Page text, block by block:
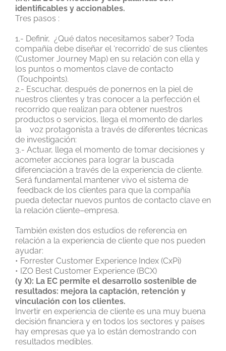
identificables y accionables.
Tres pasos :
1.- Definir, ¿Qué datos necesitamos saber? Toda
compañía debe diseñar el ‘recorrido’ de sus clientes
(Customer Journey Map) en su relación con ella y
los puntos o momentos clave de contacto
(Touchpoints).
2.- Escuchar, después de ponernos en la piel de
nuestros clientes y tras conocer a la perfección el
recorrido que realizan para obtener nuestros
productos o servicios, llega el momento de darles
la voz protagonista a través de diferentes técnicas
de investigación:
3.- Actuar, llega el momento de tomar decisiones y
acometer acciones para lograr la buscada
diferenciación a través de la experiencia de cliente.
Será fundamental mantener vivo el sistema de
feedback de los clientes para que la compañía
pueda detectar nuevos puntos de contacto clave en
la relación cliente–empresa.
También existen dos estudios de referencia en
relación a la experiencia de cliente que nos pueden
ayudar:
• Forrester Customer Experience Index (CxPi)
• IZO Best Customer Experience (BCX)
(y X): La EC permite el desarrollo sostenible de
resultados: mejora la captación, retención y
vinculación con los clientes.
Invertir en experiencia de cliente es una muy buena
decisión financiera y en todos los sectores y países
hay empresas que ya lo están demostrando con
resultados medibles.